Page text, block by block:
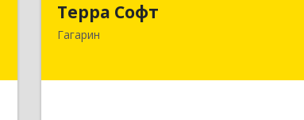
Терра Софт
Гагарин
215010, Смоленская обл, Гагарин г,
Подробнее